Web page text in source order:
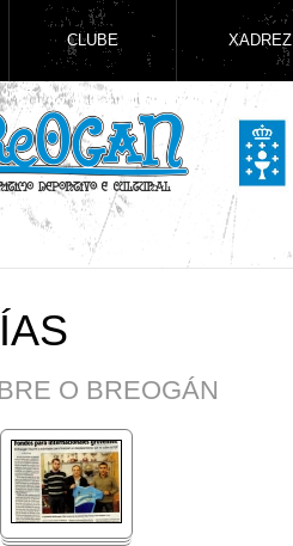
CLUBE XADREZ
O BREOGÁN